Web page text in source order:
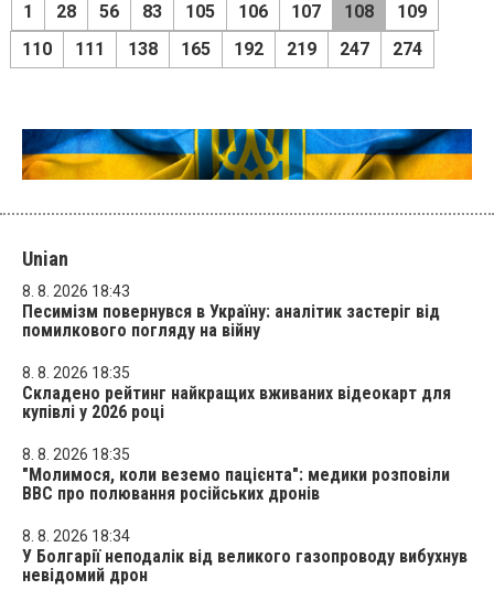
1 28 56 83 105 106 107 108
109
110
111 138 165 192 219 247 274
Unian
8. 8. 2026 18:43
Песимізм повернувся в Україну: аналітик застеріг від
помилкового погляду на війну
8. 8. 2026 18:35
Складено рейтинг найкращих вживаних відеокарт для
купівлі у 2026 році
8. 8. 2026 18:35
"Молимося, коли веземо пацієнта": медики розповіли
BBC про полювання російських дронів
8. 8. 2026 18:34
У Болгарії неподалік від великого газопроводу вибухнув
невідомий дрон